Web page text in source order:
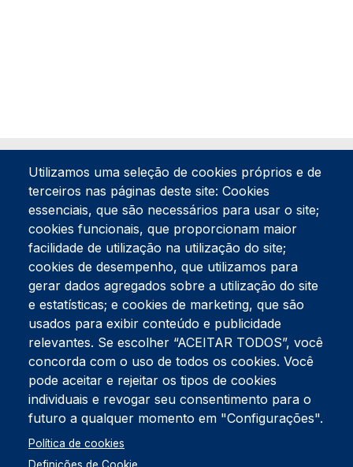
Tel:234 390 100Fax:234 390 100
Endereço Postal
Apartado 42
Rua Gil Eanes 31
3834-908 Gafanha da Nazaré
Estúdios
Rua Prior Guerra
Edifício do Centro Cultural da Gafanha da Nazaré
3830-556 Gafanha da Nazaré
Rodapé
Cookies Política de Privacidade
Utilizamos uma seleção de cookies próprios e de
terceiros nas páginas deste site: Cookies
essenciais, que são necessários para usar o site;
cookies funcionais, que proporcionam maior
facilidade de utilização na utilização do site;
cookies de desempenho, que utilizamos para
gerar dados agregados sobre a utilização do site
e estatísticas; e cookies de marketing, que são
usados para exibir conteúdo e publicidade
relevantes. Se escolher “ACEITAR TODOS”, você
concorda com o uso de todos os cookies. Você
pode aceitar e rejeitar os tipos de cookies
individuais e revogar seu consentimento para o
futuro a qualquer momento em "Configurações".
Política de cookies